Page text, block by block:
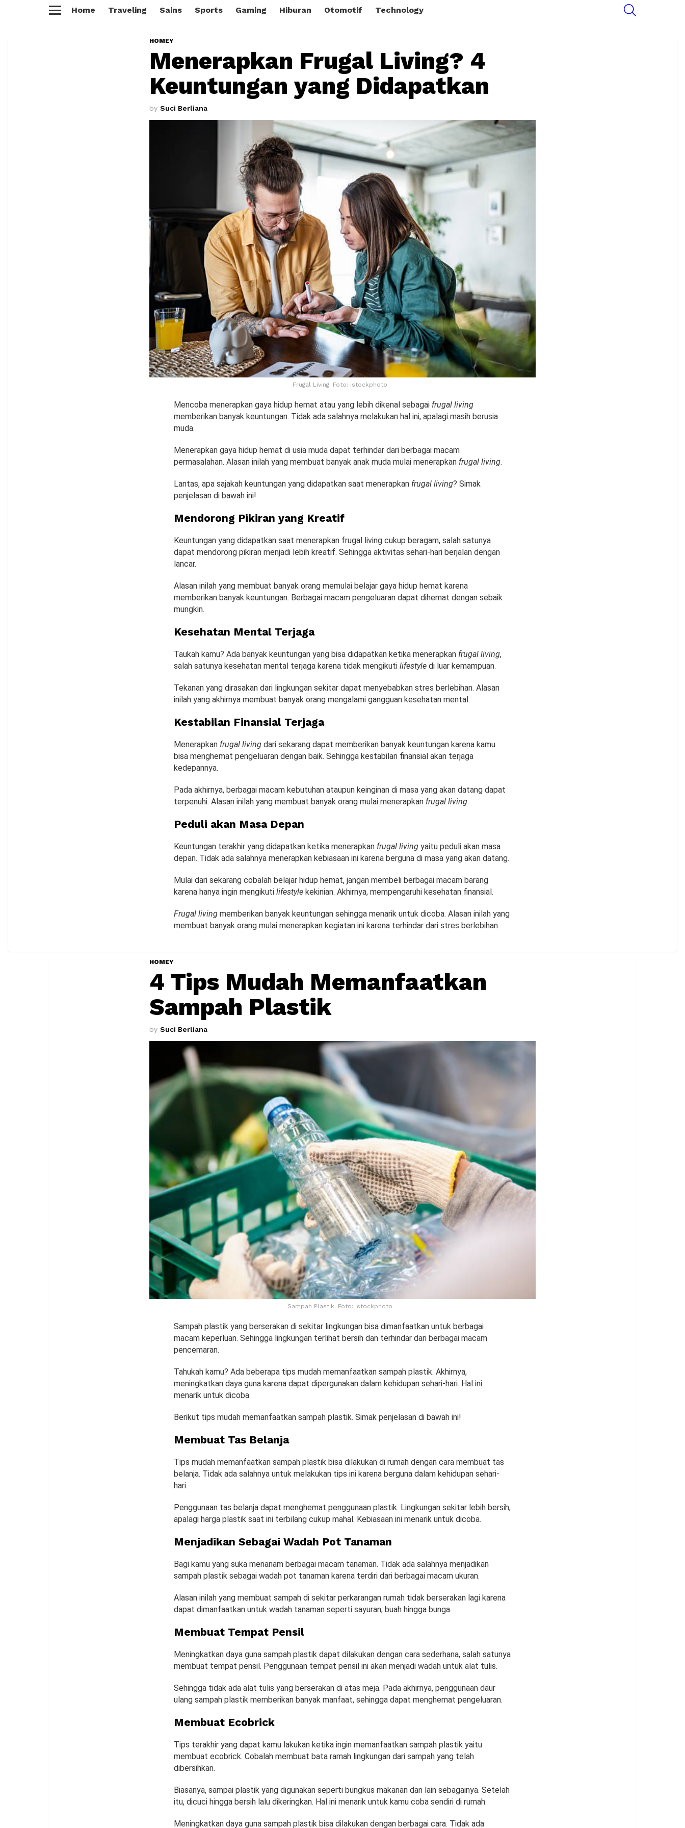
Home Traveling Sains Sports Gaming Hiburan Otomotif Technology
HOMEY
Menerapkan Frugal Living? 4
Keuntungan yang Didapatkan
by Suci Berliana
Frugal Living. Foto: istockphoto
Mencoba menerapkan gaya hidup hemat atau yang lebih dikenal sebagai frugal living
memberikan banyak keuntungan. Tidak ada salahnya melakukan hal ini, apalagi masih berusia
muda.
Menerapkan gaya hidup hemat di usia muda dapat terhindar dari berbagai macam
permasalahan. Alasan inilah yang membuat banyak anak muda mulai menerapkan frugal living.
Lantas, apa sajakah keuntungan yang didapatkan saat menerapkan frugal living? Simak
penjelasan di bawah ini!
Mendorong Pikiran yang Kreatif
Keuntungan yang didapatkan saat menerapkan frugal living cukup beragam, salah satunya
dapat mendorong pikiran menjadi lebih kreatif. Sehingga aktivitas sehari-hari berjalan dengan
lancar.
Alasan inilah yang membuat banyak orang memulai belajar gaya hidup hemat karena
memberikan banyak keuntungan. Berbagai macam pengeluaran dapat dihemat dengan sebaik
mungkin.
Kesehatan Mental Terjaga
Taukah kamu? Ada banyak keuntungan yang bisa didapatkan ketika menerapkan frugal living,
salah satunya kesehatan mental terjaga karena tidak mengikuti lifestyle di luar kemampuan.
Tekanan yang dirasakan dari lingkungan sekitar dapat menyebabkan stres berlebihan. Alasan
inilah yang akhirnya membuat banyak orang mengalami gangguan kesehatan mental.
Kestabilan Finansial Terjaga
Menerapkan frugal living dari sekarang dapat memberikan banyak keuntungan karena kamu
bisa menghemat pengeluaran dengan baik. Sehingga kestabilan finansial akan terjaga
kedepannya.
Pada akhirnya, berbagai macam kebutuhan ataupun keinginan di masa yang akan datang dapat
terpenuhi. Alasan inilah yang membuat banyak orang mulai menerapkan frugal living.
Peduli akan Masa Depan
Keuntungan terakhir yang didapatkan ketika menerapkan frugal living yaitu peduli akan masa
depan. Tidak ada salahnya menerapkan kebiasaan ini karena berguna di masa yang akan datang.
Mulai dari sekarang cobalah belajar hidup hemat, jangan membeli berbagai macam barang
karena hanya ingin mengikuti lifestyle kekinian. Akhirnya, mempengaruhi kesehatan finansial.
Frugal living memberikan banyak keuntungan sehingga menarik untuk dicoba. Alasan inilah yang
membuat banyak orang mulai menerapkan kegiatan ini karena terhindar dari stres berlebihan.
HOMEY
4 Tips Mudah Memanfaatkan
Sampah Plastik
by Suci Berliana
Sampah Plastik. Foto: istockphoto
Sampah plastik yang berserakan di sekitar lingkungan bisa dimanfaatkan untuk berbagai
macam keperluan. Sehingga lingkungan terlihat bersih dan terhindar dari berbagai macam
pencemaran.
Tahukah kamu? Ada beberapa tips mudah memanfaatkan sampah plastik. Akhirnya,
meningkatkan daya guna karena dapat dipergunakan dalam kehidupan sehari-hari. Hal ini
menarik untuk dicoba.
Berikut tips mudah memanfaatkan sampah plastik. Simak penjelasan di bawah ini!
Membuat Tas Belanja
Tips mudah memanfaatkan sampah plastik bisa dilakukan di rumah dengan cara membuat tas
belanja. Tidak ada salahnya untuk melakukan tips ini karena berguna dalam kehidupan sehari-
hari.
Penggunaan tas belanja dapat menghemat penggunaan plastik. Lingkungan sekitar lebih bersih,
apalagi harga plastik saat ini terbilang cukup mahal. Kebiasaan ini menarik untuk dicoba.
Menjadikan Sebagai Wadah Pot Tanaman
Bagi kamu yang suka menanam berbagai macam tanaman. Tidak ada salahnya menjadikan
sampah plastik sebagai wadah pot tanaman karena terdiri dari berbagai macam ukuran.
Alasan inilah yang membuat sampah di sekitar perkarangan rumah tidak berserakan lagi karena
dapat dimanfaatkan untuk wadah tanaman seperti sayuran, buah hingga bunga.
Membuat Tempat Pensil
Meningkatkan daya guna sampah plastik dapat dilakukan dengan cara sederhana, salah satunya
membuat tempat pensil. Penggunaan tempat pensil ini akan menjadi wadah untuk alat tulis.
Sehingga tidak ada alat tulis yang berserakan di atas meja. Pada akhirnya, penggunaan daur
ulang sampah plastik memberikan banyak manfaat, sehingga dapat menghemat pengeluaran.
Membuat Ecobrick
Tips terakhir yang dapat kamu lakukan ketika ingin memanfaatkan sampah plastik yaitu
membuat ecobrick. Cobalah membuat bata ramah lingkungan dari sampah yang telah
dibersihkan.
Biasanya, sampai plastik yang digunakan seperti bungkus makanan dan lain sebagainya. Setelah
itu, dicuci hingga bersih lalu dikeringkan. Hal ini menarik untuk kamu coba sendiri di rumah.
Meningkatkan daya guna sampah plastik bisa dilakukan dengan berbagai cara. Tidak ada